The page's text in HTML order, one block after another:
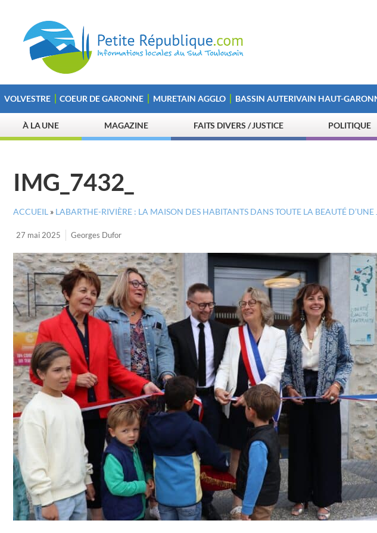
VOLVESTRE COEUR DE GARONNE MURETAIN AGGLO BASSIN AUTERIVAIN HAUT-
À LA UNE MAGAZINE FAITS DIVERS / JUSTICE POLITIQUE
IMG_7432_
ACCUEIL » LABARTHE-RIVIÈRE : LA MAISON DES HABITANTS DANS TOUTE LA BEAUTÉ D’UNE
27 mai 2025 Georges Dufor